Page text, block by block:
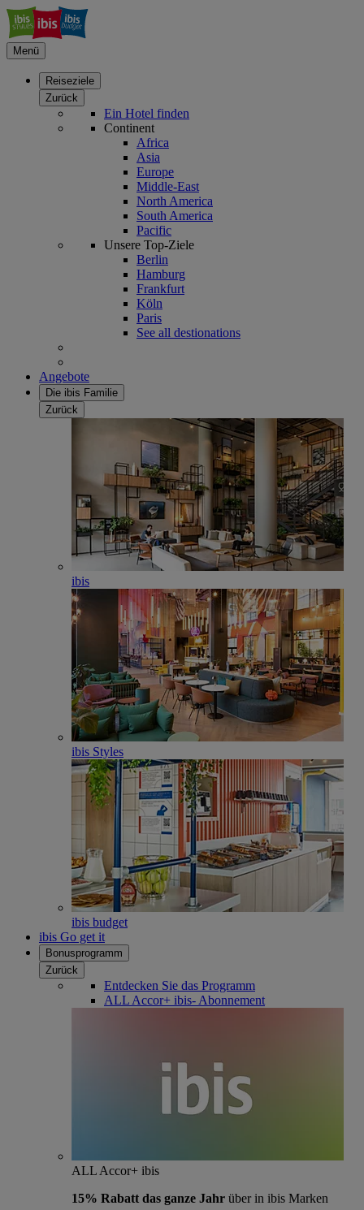
Menü
Reiseziele
Zurück
Ein Hotel finden
Continent
Africa
Asia
Europe
Middle-East
North America
South America
Pacific
Unsere Top-Ziele
Berlin
Hamburg
Frankfurt
Köln
Paris
See all destionations
Angebote
Die ibis Familie
Zurück
ibis
ibis Styles
ibis budget
ibis Go get it
Bonusprogramm
Zurück
Entdecken Sie das Programm
ALL Accor+ ibis- Abonnement
ALL Accor+ ibis
15% Rabatt das ganze Jahr über in ibis Marken